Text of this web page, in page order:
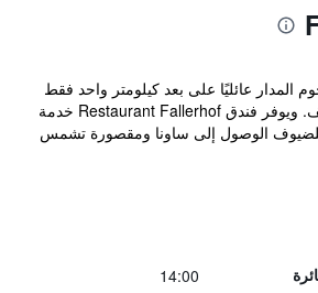
هذا الفندق ذو الـ 3 نجوم المدار عائليًا على بعد كيلومتر واحد فقط
من ملعب تونيبيرج للغولف. ويوفر فندق Restaurant Fallerhof خدمة
الوصول إلى ساونا ومقصورة تشمس
14:00